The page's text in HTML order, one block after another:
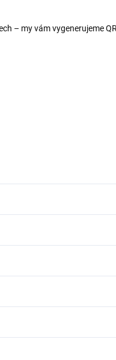
– my vám vygenerujeme